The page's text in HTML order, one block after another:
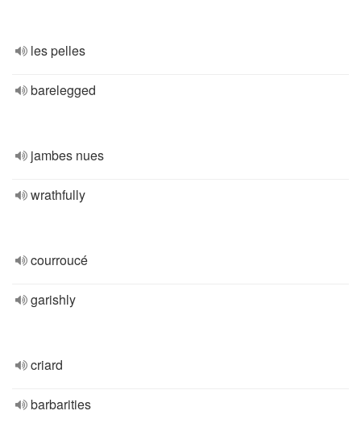
les pelles
barelegged
jambes nues
wrathfully
courroucé
garishly
criard
barbarities